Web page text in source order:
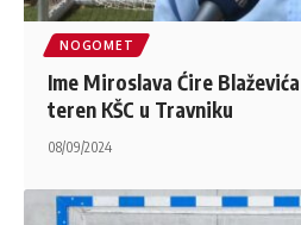
NOGOMET
Ime Miroslava Ćire
teren KŠC u Travniku
08/09/2024